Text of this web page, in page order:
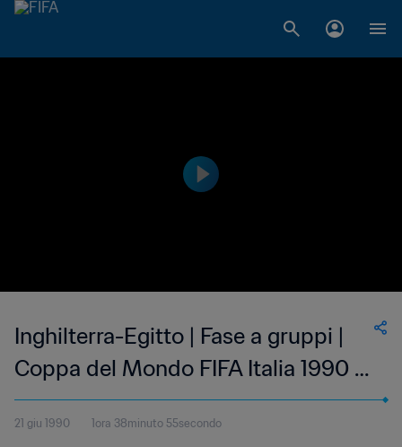
Inghilterra-Egitto | Fase a gruppi |
Coppa del Mondo FIFA Italia 1990 |
Match completo
21 giu 1990 1ora 38minuto 55secondo